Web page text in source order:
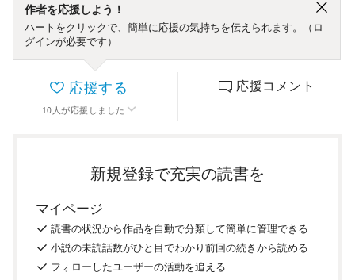
作者を応援しよう！
ハートをクリックで、簡単に応援の気持ちを伝えられます。（ロ
グインが必要です）
応援する
10 人 が応援しました
応援コメント
新規登録で充実の読書を
マイページ
読書の状況から作品を自動で分類して簡単に管理できる
小説の未読話数がひと目でわかり前回の続きから読める
フォローしたユーザーの活動を追える